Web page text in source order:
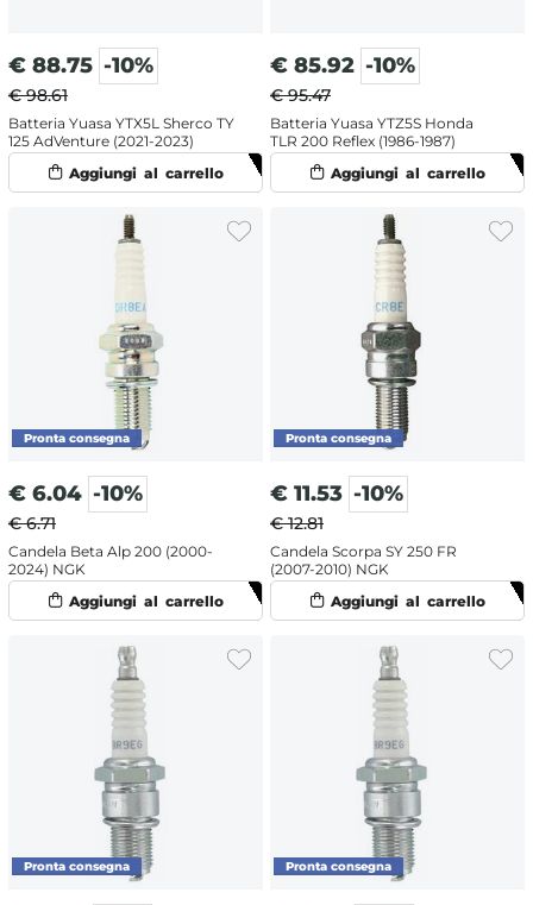
€ 88.75 -10%
€ 98.61
Batteria Yuasa YTX5L Sherco TY
125 AdVenture (2021-2023)
€ 85.92 -10%
€ 95.47
Batteria Yuasa YTZ5S Honda
TLR 200 Reflex (1986-1987)
€ 6.04 -10%
€ 6.71
Candela Beta Alp 200 (2000-
2024) NGK
€ 11.53 -10%
€ 12.81
Candela Scorpa SY 250 FR
(2007-2010) NGK